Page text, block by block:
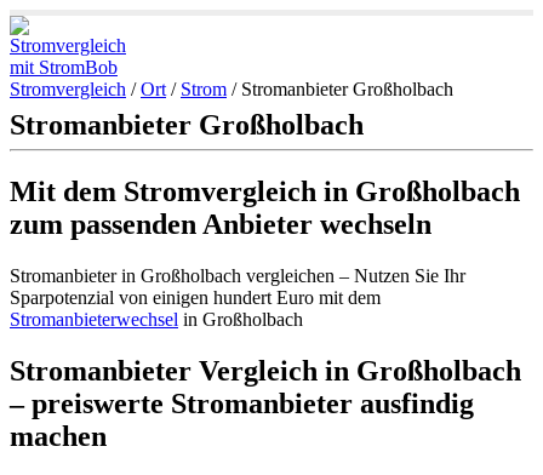
Stromvergleich /Ort / Strom / Stromanbieter Großholbach
Stromanbieter Großholbach
Mit dem Stromvergleich in Großholbach
zum passenden Anbieter wechseln
Stromanbieter in Großholbach vergleichen – Nutzen Sie Ihr
Sparpotenzial von einigen hundert Euro mit dem
Stromanbieterwechsel in Großholbach
Stromanbieter Vergleich in Großholbach
– preiswerte Stromanbieter ausfindig
machen